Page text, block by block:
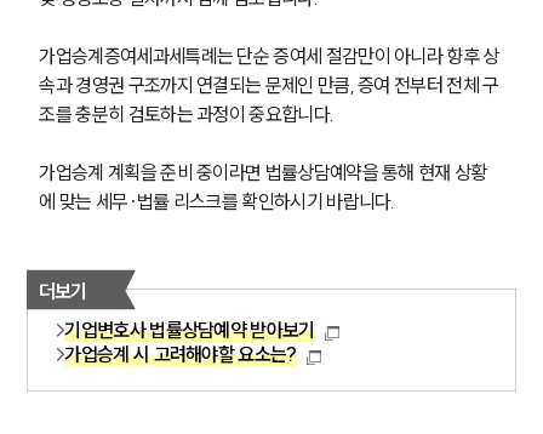
가업승계증여세과세특례는 단순 증여세 절감만이 아니라 향후 상
속과 경영권 구조까지 연결되는 문제인 만큼, 증여 전부터 전체 구
조를 충분히 검토하는 과정이 중요합니다.
가업승계 계획을 준비 중이라면 법률상담예약을 통해 현재 상황
에 맞는 세무·법률 리스크를 확인하시기 바랍니다.
더보기
기업변호사 법률상담예약 받아보기
가업승계 시 고려해야할 요소는?